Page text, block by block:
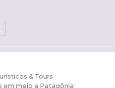
& Tours
em meio a Patagônia